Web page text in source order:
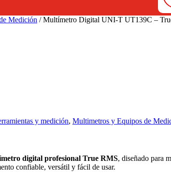
Medición / Multímetro Digital UNI-T UT139C –
y medición, Multimetros y Equipos de
digital profesional True RMS, diseñado para
confiable, versátil y fácil de usar.